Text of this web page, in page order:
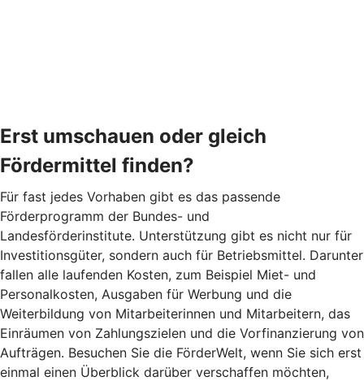
Erst umschauen oder gleich
Fördermittel finden?
Für fast jedes Vorhaben gibt es das passende
Förderprogramm der Bundes- und
Landesförderinstitute. Unterstützung gibt es nicht nur für
Investitionsgüter, sondern auch für Betriebsmittel. Darunter
fallen alle laufenden Kosten, zum Beispiel Miet- und
Personalkosten, Ausgaben für Werbung und die
Weiterbildung von Mitarbeiterinnen und Mitarbeitern, das
Einräumen von Zahlungszielen und die Vorfinanzierung von
Aufträgen. Besuchen Sie die FörderWelt, wenn Sie sich erst
einmal einen Überblick darüber verschaffen möchten,